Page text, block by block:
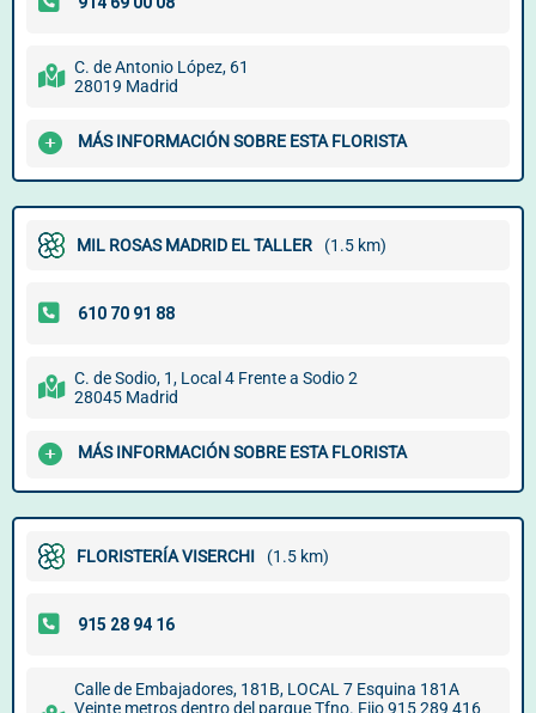
C. de Antonio López, 61
28019 Madrid
MÁS INFORMACIÓN SOBRE ESTA FLORISTA
MIL ROSAS MADRID EL TALLER (1.5 km)
C. de Sodio, 1, Local 4 Frente a Sodio 2
28045 Madrid
MÁS INFORMACIÓN SOBRE ESTA FLORISTA
FLORISTERÍA VISERCHI (1.5 km)
Calle de Embajadores, 181B, LOCAL 7 Esquina 181A
Veinte metros dentro del parque Tfno. Fijo 915 289 416